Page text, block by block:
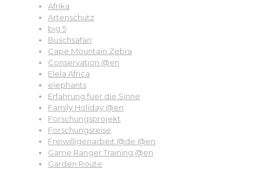
Afrika
Artenschutz
big 5
Buschsafari
Cape Mountain Zebra
Conservation @en
Elela Africa
elephants
Erfahrung fuer die Sinne
Family Holiday @en
Forschungsprojekt
Forschungsreise
Freiwilligenarbeit @de @en
Game Ranger Training @en
Garden Route